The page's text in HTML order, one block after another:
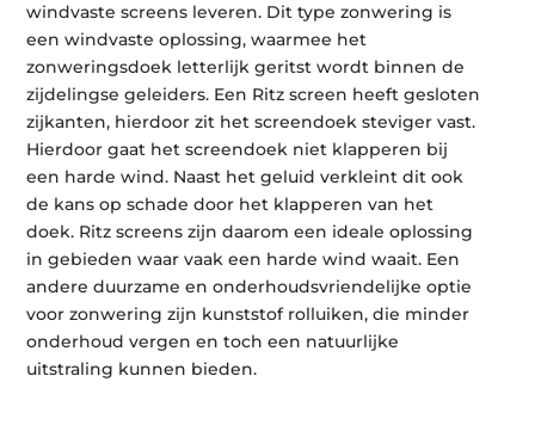
windvaste screens leveren. Dit type zonwering is
een windvaste oplossing, waarmee het
zonweringsdoek letterlijk geritst wordt binnen de
zijdelingse geleiders. Een Ritz screen heeft gesloten
zijkanten, hierdoor zit het screendoek steviger vast.
Hierdoor gaat het screendoek niet klapperen bij
een harde wind. Naast het geluid verkleint dit ook
de kans op schade door het klapperen van het
doek. Ritz screens zijn daarom een ideale oplossing
in gebieden waar vaak een harde wind waait. Een
andere duurzame en onderhoudsvriendelijke optie
voor zonwering zijn kunststof rolluiken, die minder
onderhoud vergen en toch een natuurlijke
uitstraling kunnen bieden.